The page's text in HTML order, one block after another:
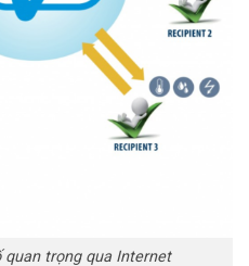
trọng qua Internet